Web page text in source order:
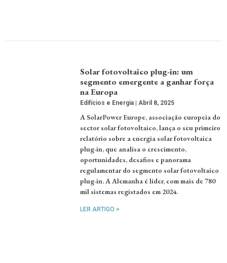
Solar fotovoltaico plug-in: um
segmento emergente a ganhar força
na Europa
Edifícios e Energia Abril 8, 2025
A SolarPower Europe, associação europeia do
sector solar fotovoltaico, lança o seu primeiro
relatório sobre a energia solar fotovoltaica
plug-in, que analisa o crescimento,
oportunidades, desafios e panorama
regulamentar do segmento solar fotovoltaico
plug-in. A Alemanha é líder, com mais de 780
mil sistemas registados em 2024.
LER ARTIGO >